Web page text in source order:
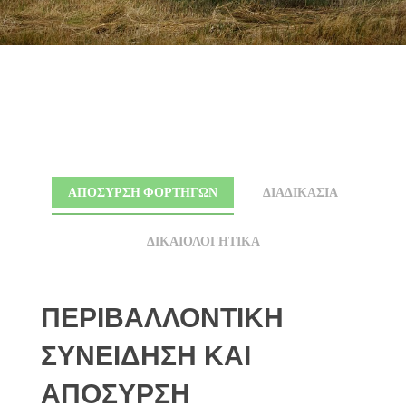
ΑΠΟΣΥΡΣΗ ΦΟΡΤΗΓΩΝ ΔΙΑΔΙΚΑΣΙΑ
ΔΙΚΑΙΟΛΟΓΗΤΙΚΑ
ΠΕΡΙΒΑΛΛΟΝΤΙΚΗ
ΣΥΝΕΙΔΗΣΗ ΚΑΙ
ΑΠΟΣΥΡΣΗ
ΔΙΑΔΙΚΑΣΙΑ
ΑΠΟΣΥΡΣΗΣ
ΑΠΑΡΑΙΤΗΤΑ
ΔΙΚΑΙΟΛΟΓΗΤΙΚΑ